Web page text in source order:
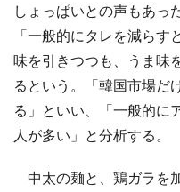
しょっぱいとの声もあっ
「一般的にタレを減ら
味を引きつつも、うま味
るという。「韓国市場だ
る」といい、「一般的に
人が多い」と分析する。
中太の麺と、鶏ガラを